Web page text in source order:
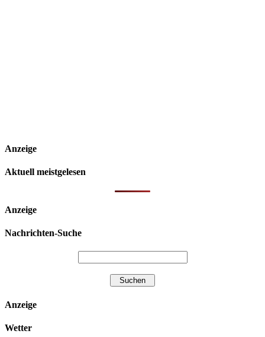
Anzeige
Aktuell meistgelesen
Anzeige
Nachrichten-Suche
Anzeige
Wetter